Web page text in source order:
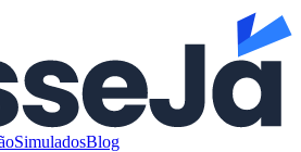
SimuladosBlog